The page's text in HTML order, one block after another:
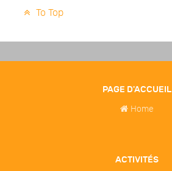
To Top
PAGE D'ACCUEIL
Home
ACTIVITÉS